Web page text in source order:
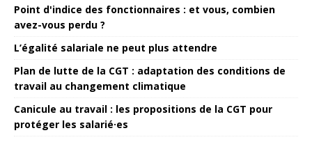
Point d'indice des fonctionnaires : et vous, combien
avez-vous perdu ?
L’égalité salariale ne peut plus attendre
Plan de lutte de la CGT : adaptation des conditions de
travail au changement climatique
Canicule au travail : les propositions de la CGT pour
protéger les salarié·es